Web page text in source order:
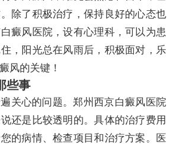
除了积极治疗，保持良好的心态也
癜风医院，设有心理科，可以为患
，阳光总在风雨后，积极面对，乐
风的关键！
些事
关心的问题。郑州西京白癜风医院
还是比较透明的。具体的治疗费用
的病情、检查项目和治疗方案。医